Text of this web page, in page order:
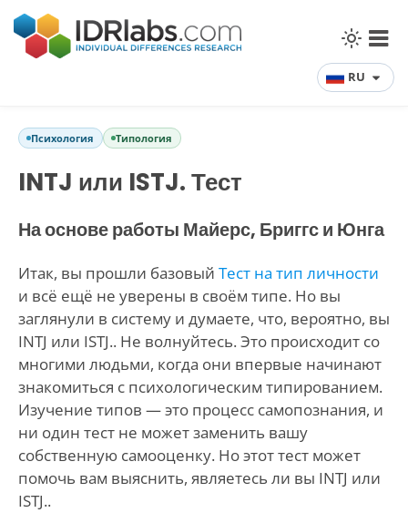
RU
Психология Типология
INTJ или ISTJ. Тест
На основе работы Майерс, Бриггс и Юнга
Итак, вы прошли базовый Тест на тип личности
и всё ещё не уверены в своём типе. Но вы
заглянули в систему и думаете, что, вероятно, вы
INTJ или ISTJ.. Не волнуйтесь. Это происходит со
многими людьми, когда они впервые начинают
знакомиться с психологическим типированием.
Изучение типов — это процесс самопознания, и
ни один тест не может заменить вашу
собственную самооценку. Но этот тест может
помочь вам выяснить, являетесь ли вы INTJ или
ISTJ..